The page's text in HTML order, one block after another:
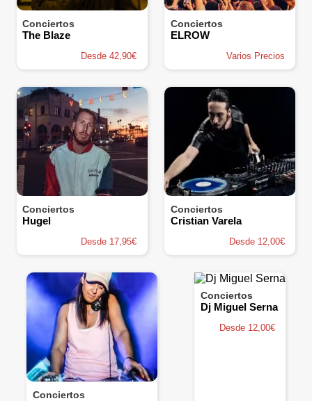
Conciertos
The Blaze
Desde 42,90€
Conciertos
ELROW
Varios Precios
Conciertos
Hugel
Desde 17,95€
Conciertos
Cristian Varela
Desde 12,00€
Conciertos
Conciertos
Dj Miguel Serna
Desde 12,00€